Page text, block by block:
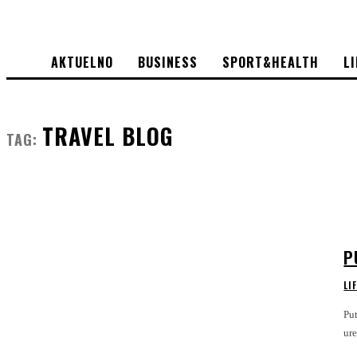
AKTUELNO BUSINESS SPORT&HEALTH
TAG: TRAVEL BLOG
Putuje,